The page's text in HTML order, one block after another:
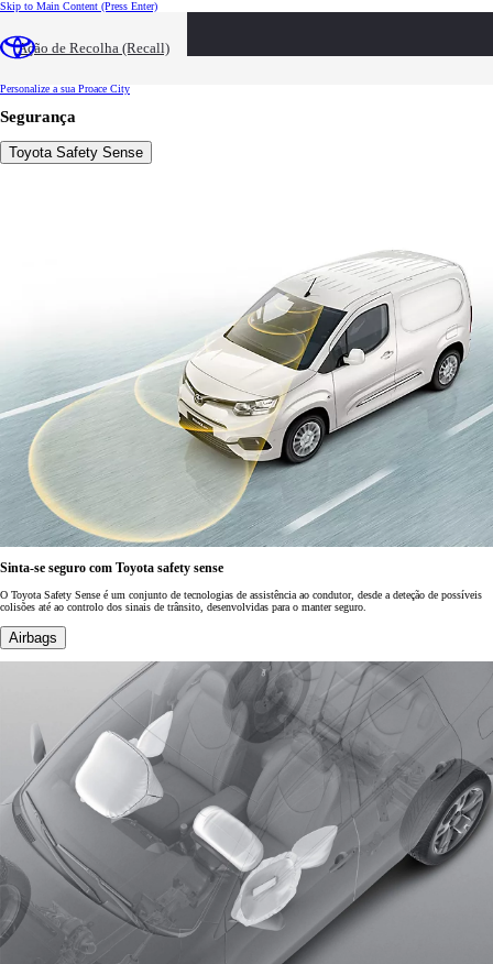
Skip to Main Content (Press Enter)
Ação de Recolha (Recall)
Preços e Promoções
Fiabilidade e Garantia
Personalize a sua Proace City
Segurança
Toyota Safety Sense
Sinta-se seguro com Toyota safety sense
O Toyota Safety Sense é um conjunto de tecnologias de assistência ao condutor, desde a deteção de possíveis
colisões até ao controlo dos sinais de trânsito, desenvolvidas para o manter seguro.
Airbags